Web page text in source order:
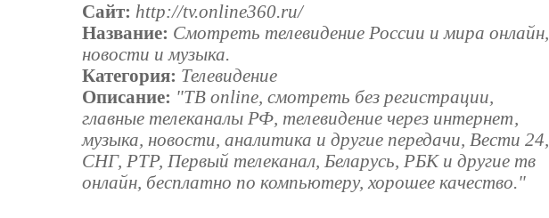
Сайт: http://tv.online360.ru/
Название: Смотреть телевидение России и мира онлайн,
новости и музыка.
Категория: Телевидение
Описание: "ТВ online, смотреть без регистрации,
главные телеканалы РФ, телевидение через интернет,
музыка, новости, аналитика и другие передачи, Вести 24,
СНГ, РТР, Первый телеканал, Беларусь, РБК и другие тв
онлайн, бесплатно по компьютеру, хорошее качество."